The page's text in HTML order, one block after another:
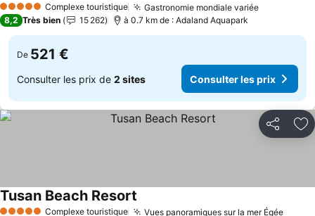
5 Étoiles Complexe touristique Gastronomie mondiale variée
8,2 Très bien 15 262 à 0.7 km de : Adaland Aquapark
De 521 €
Consulter les prix de 2 sites Consulter les prix
Partager
Complexe touristique Vues panoramiques sur la mer Égée
Tusan Beach Resort